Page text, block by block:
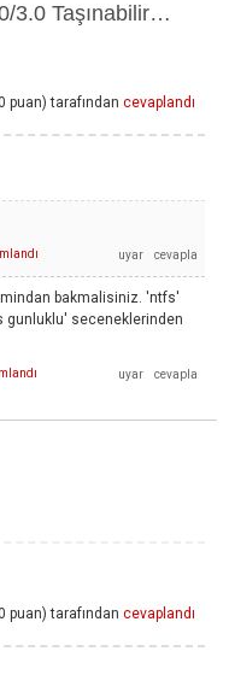
Samsung M3 1TB 2.5 USB 2.0/3.0 Taşınabilir Hard Disk STSHX-M101TCB
puan) tarafından cevaplandı
bakmalisiniz. 'ntfs'
seceneklerinden
puan) tarafından cevaplandı